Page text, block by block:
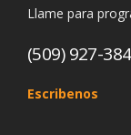
Llame para
(509) 927-
Escribenos